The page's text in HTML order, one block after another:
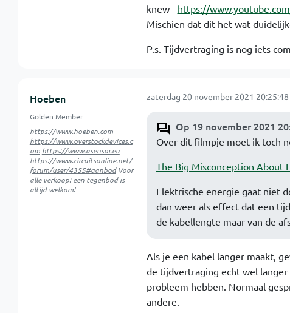
knew - https://
Mischien dat dit het wat
P.s. Tijdvertraging is nog iets
Hoeben
Golden Member
https://www.hoeben.com
https://www.overstockdevices.c
om https://www.asensor.eu
https://www.circuitsonline.net/
forum/user/4355#aanbodVoor
alle verkoop: een tegenbod is
altijd welkom!
zaterdag 20 november 2021 20:25:48
Op 19 november 2021
Over dit filmpje moet ik toch
The Big Misconception About
Elektrische energie gaat niet
dan weer als effect dat een
de kabellengte maar van de
Als je een kabel langer maakt,
de tijdvertraging echt wel langer
probleem hebben. Normaal
andere.